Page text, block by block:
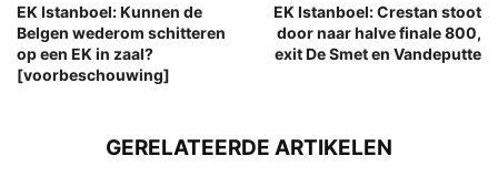
EK Istanboel: Kunnen de
Belgen wederom schitteren
op een EK in zaal?
[voorbeschouwing]
EK Istanboel: Crestan stoot
door naar halve finale 800,
exit De Smet en Vandeputte
GERELATEERDE ARTIKELEN